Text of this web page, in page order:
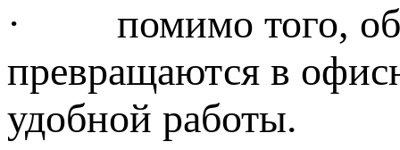
· помимо того,
превращаются в
удобной работы.